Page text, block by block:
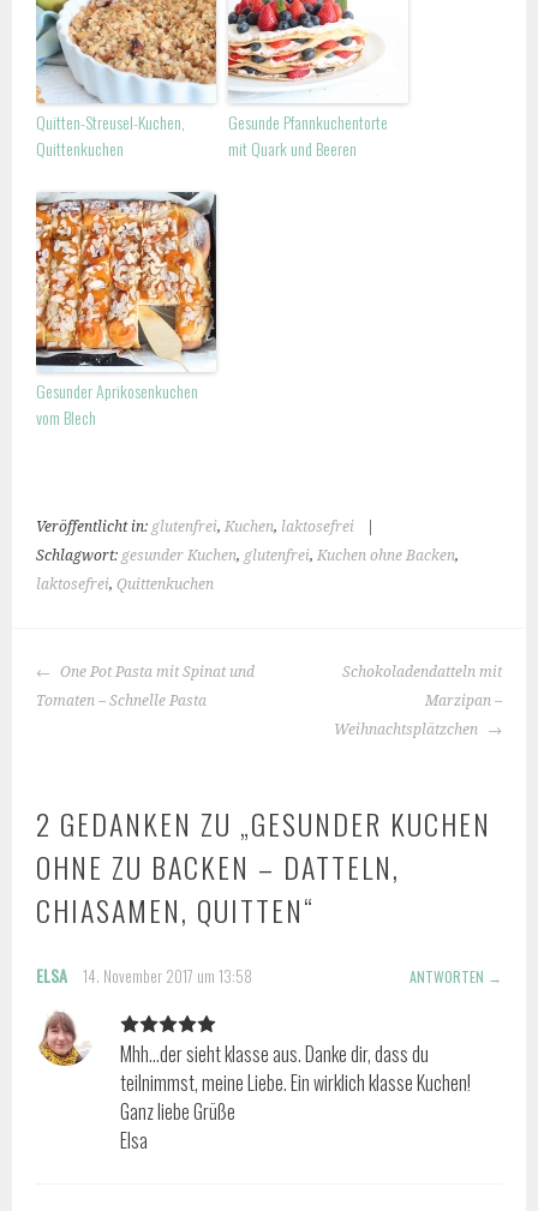
Quitten-Streusel-Kuchen,
Quittenkuchen
Gesunde Pfannkuchentorte
mit Quark und Beeren
Gesunder Aprikosenkuchen
vom Blech
Veröffentlicht in: glutenfrei, Kuchen, laktosefrei
Schlagwort: gesunder Kuchen, glutenfrei, Kuchen ohne Backen,
laktosefrei,Quittenkuchen
BEITRAGS-
NAVIGATION
One Pot Pasta mit Spinat und
Tomaten – Schnelle Pasta
Schokoladendatteln mit
Marzipan –
Weihnachtsplätzchen
2 GEDANKEN ZU „GESUNDER KUCHEN
OHNE ZU BACKEN – DATTELN,
CHIASAMEN, QUITTEN“
ELSA 14. November 2017 um 13:58 ANTWORTEN
Mhh…der sieht klasse aus. Danke dir, dass du
teilnimmst, meine Liebe. Ein wirklich klasse Kuchen!
Ganz liebe Grüße
Elsa